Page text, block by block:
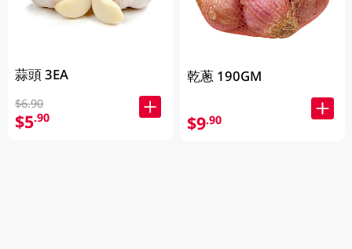
蒜頭 3EA
$6.90
$5.90
乾蔥 190GM
$9.90